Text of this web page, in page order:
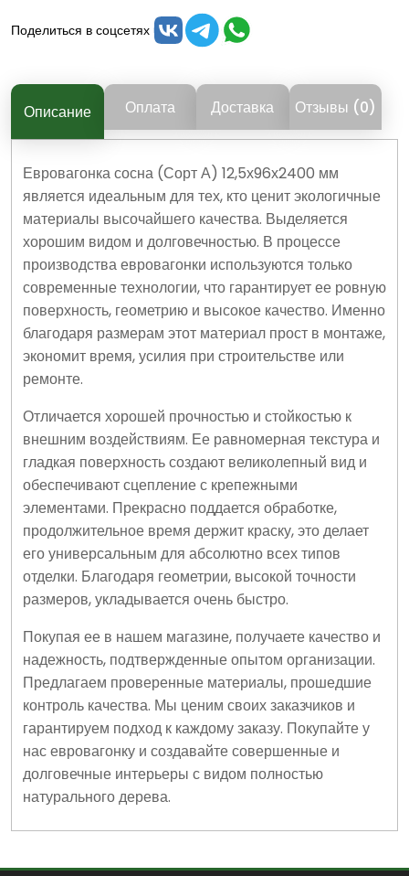
Поделиться в соцсетях
Описание Оплата Доставка Отзывы (0)
Евровагонка сосна (Сорт А) 12,5х96х2400 мм
является идеальным для тех, кто ценит экологичные
материалы высочайшего качества. Выделяется
хорошим видом и долговечностью. В процессе
производства евровагонки используются только
современные технологии, что гарантирует ее ровную
поверхность, геометрию и высокое качество. Именно
благодаря размерам этот материал прост в монтаже,
экономит время, усилия при строительстве или
ремонте.
Отличается хорошей прочностью и стойкостью к
внешним воздействиям. Ее равномерная текстура и
гладкая поверхность создают великолепный вид и
обеспечивают сцепление с крепежными
элементами. Прекрасно поддается обработке,
продолжительное время держит краску, это делает
его универсальным для абсолютно всех типов
отделки. Благодаря геометрии, высокой точности
размеров, укладывается очень быстро.
Покупая ее в нашем магазине, получаете качество и
надежность, подтвержденные опытом организации.
Предлагаем проверенные материалы, прошедшие
контроль качества. Мы ценим своих заказчиков и
гарантируем подход к каждому заказу. Покупайте у
нас евровагонку и создавайте совершенные и
долговечные интерьеры с видом полностью
натурального дерева.